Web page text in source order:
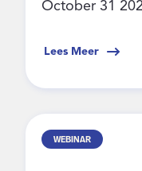
October 31
Lees Meer
WEBINAR